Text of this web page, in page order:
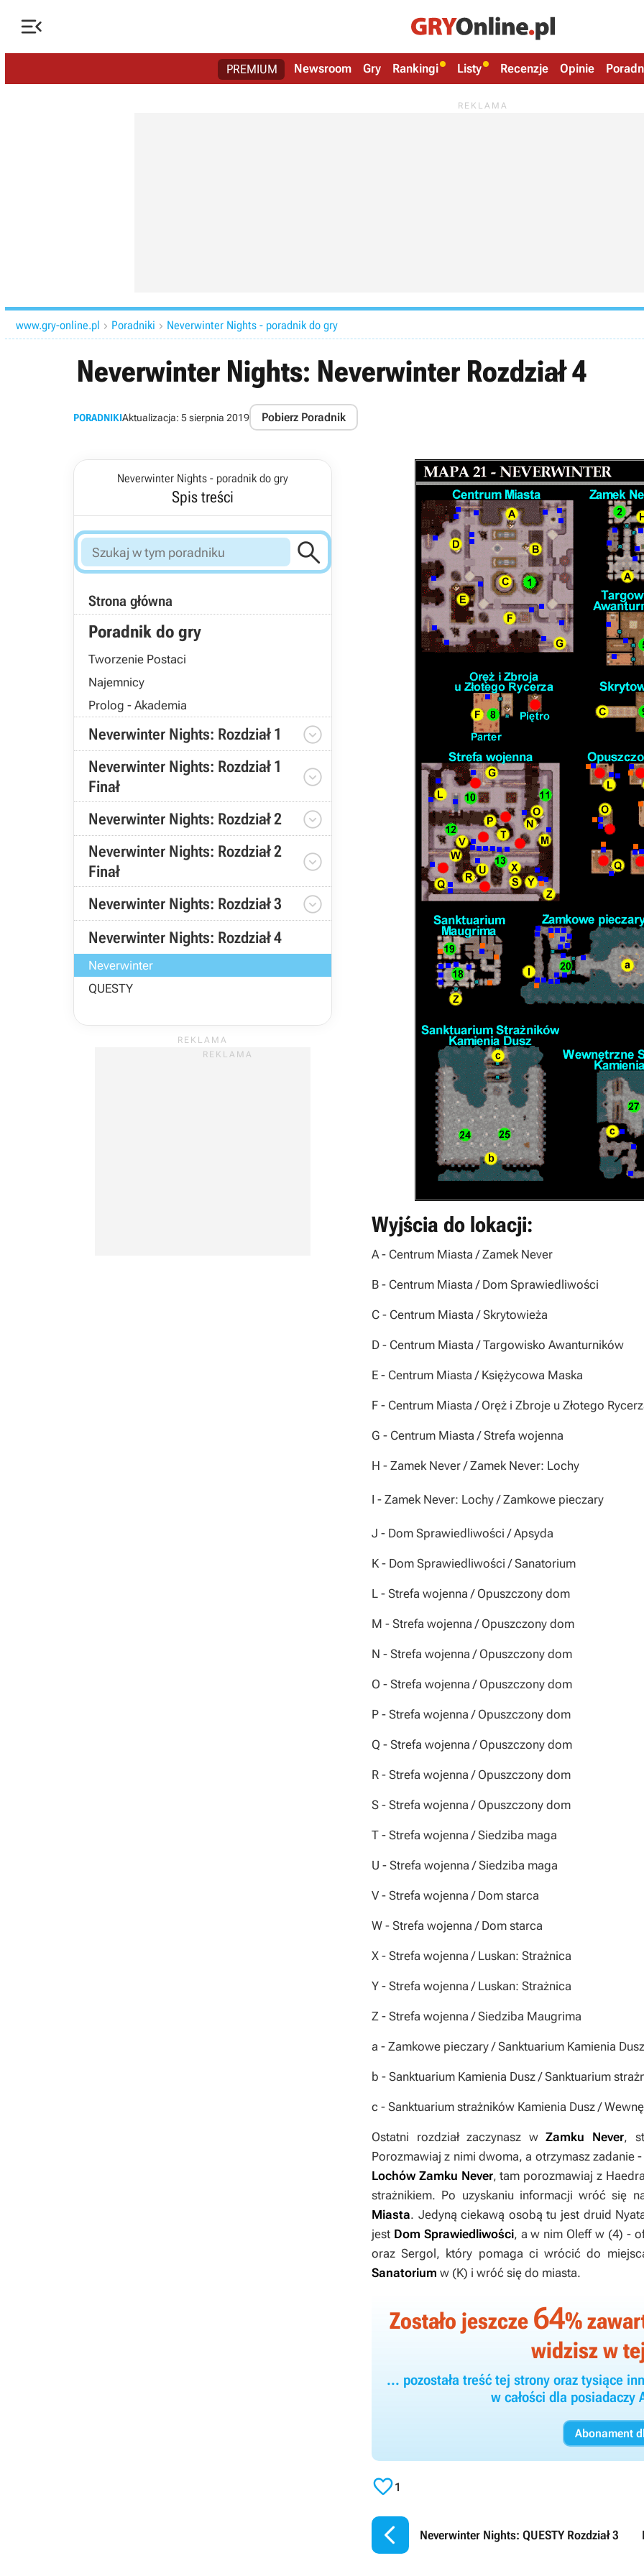

PREMIUM Newsroom Gry Rankingi Listy Recenzje Opinie
www.gry-online.pl  Poradniki  Neverwinter Nights - poradnik do gry
Neverwinter Nights: Neverwinter Rozdział 4
PORADNIKIAktualizacja: 5 sierpnia 2019 Pobierz Poradnik
Neverwinter Nights - poradnik do gry
Spis treści

Strona główna
Poradnik do gry
Tworzenie Postaci
Najemnicy
Prolog - Akademia
Neverwinter Nights: Rozdział 1 
Neverwinter Nights: Rozdział 1
Finał

Neverwinter Nights: Rozdział 2 
Neverwinter Nights: Rozdział 2
Finał

Neverwinter Nights: Rozdział 3 
Neverwinter Nights: Rozdział 4
Neverwinter
QUESTY
Wyjścia do lokacji:
A - Centrum Miasta / Zamek Never
B - Centrum Miasta / Dom Sprawiedliwości
C - Centrum Miasta / Skrytowieża
D - Centrum Miasta / Targowisko Awanturników
E - Centrum Miasta / Księżycowa Maska
F - Centrum Miasta / Oręż i Zbroje u Złotego
G - Centrum Miasta / Strefa wojenna
H - Zamek Never / Zamek Never: Lochy
I - Zamek Never: Lochy / Zamkowe pieczary
J - Dom Sprawiedliwości / Apsyda
K- Dom Sprawiedliwości / Sanatorium
L - Strefa wojenna / Opuszczony dom
M - Strefa wojenna / Opuszczony dom
N - Strefa wojenna / Opuszczony dom
O - Strefa wojenna / Opuszczony dom
P - Strefa wojenna / Opuszczony dom
Q - Strefa wojenna / Opuszczony dom
R - Strefa wojenna / Opuszczony dom
S - Strefa wojenna / Opuszczony dom
T - Strefa wojenna / Siedziba maga
U - Strefa wojenna / Siedziba maga
V - Strefa wojenna / Dom starca
W - Strefa wojenna / Dom starca
X - Strefa wojenna / Luskan: Strażnica
Y - Strefa wojenna / Luskan: Strażnica
Z - Strefa wojenna / Siedziba Maugrima
a - Zamkowe pieczary / Sanktuarium Kamienia Dusz
b - Sanktuarium Kamienia Dusz / Sanktuarium
c - Sanktuarium strażników Kamienia Dusz /
Ostatni rozdział zaczynasz wZamku Never,
Porozmawiaj z nimi dwoma, a otrzymasz zadanie
Lochów Zamku Never, tam porozmawiaj z
strażnikiem. Po uzyskaniu informacji wróć się
Miasta. Jedyną ciekawą osobą tu jest druid
jest Dom Sprawiedliwości, a w nim Oleff w (4) -
oraz Sergol, który pomaga ci wrócić do
Sanatorium w (K) i wróć się do miasta.
Zostało jeszcze 64%
widzisz w
... pozostała treść tej strony oraz tysiące
w całości dla posiadaczy
Abonament
1
 Neverwinter Nights: QUESTY Rozdział 3